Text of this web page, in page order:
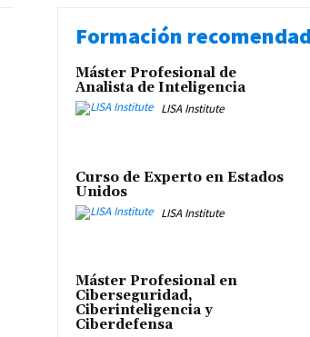
Formación
Máster Profesional de
Analista de Inteligencia
LISA Institute
Curso de Experto en Estados
Unidos
LISA Institute
Máster Profesional en
Ciberseguridad,
Ciberinteligencia y
Ciberdefensa